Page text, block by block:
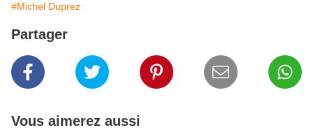
#Michel Duprez
Partager
Vous aimerez aussi